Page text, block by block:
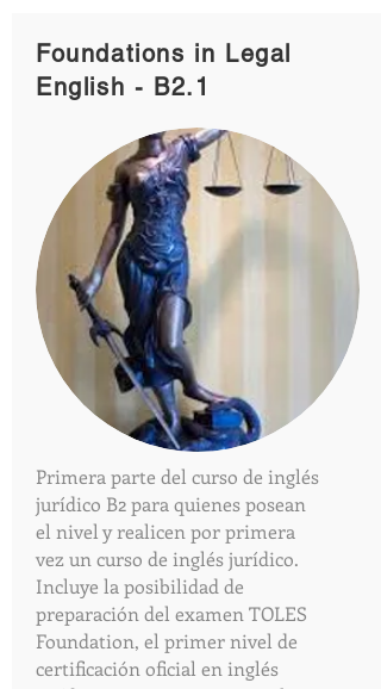
Foundations in Legal
English - B2.1
Primera parte del curso de inglés
jurídico B2 para quienes posean
el nivel y realicen por primera
vez un curso de inglés jurídico.
Incluye la posibilidad de
preparación del examen TOLES
Foundation, el primer nivel de
certificación oficial en inglés